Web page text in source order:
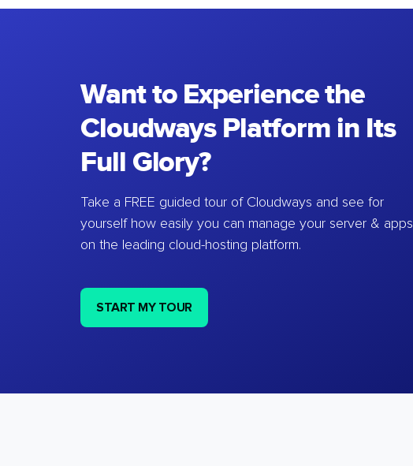
Want to Experience the
Cloudways Platform in Its
Full Glory?
Take a FREE guided tour of Cloudways and see for
yourself how easily you can manage your server & apps
on the leading cloud-hosting platform.
START MY TOUR